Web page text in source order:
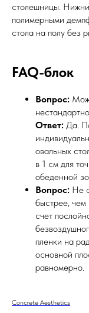
столешницы.
полимерными
стола на полу без
FAQ-блок
Вопрос:
Ответ: Да.
овальных
в 1 см для
обеденной
Вопрос: Не
быстрее, чем
счет
пленки на
основной
равномерно.
Concrete Aesthetics